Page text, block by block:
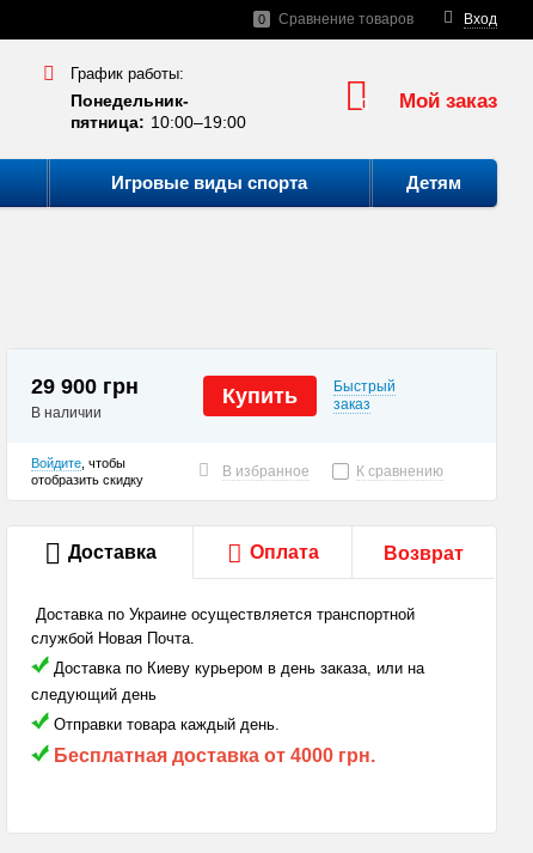
Вход
0 Сравнение товаров
График работы:
Понедельник-
пятница: 10:00–19:00
0 Мой заказ
Игровые виды спорта Детям
29 900 грн
В наличии
Купить
Быстрый
заказ
Войдите , чтобы
отобразить скидку
В избранное К сравнению
Доставка Оплата Возврат
Доставка по Украине осуществляется транспортной
службой Новая Почта.
Доставка по Киеву курьером в день заказа, или на
следующий день
Отправки товара каждый день.
Бесплатная доставка от 4000 грн.